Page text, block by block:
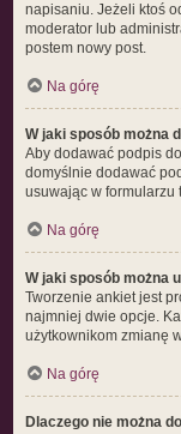
napisaniu. Jeżeli ktoś
moderator lub
postem nowy post.
Na górę
W jaki sposób można
Aby dodawać podpis
domyślnie dodawać
usuwając w
Na górę
W jaki sposób można
Tworzenie ankiet jest
najmniej dwie opcje.
użytkownikom zmianę
Na górę
Dlaczego nie można